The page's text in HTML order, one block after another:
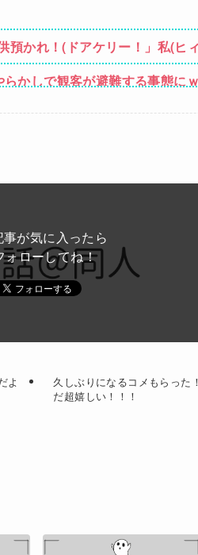
預かれ！(ドアケリー！」私(
ってだこいつ。どうすれば…
かしで観客が避難する事態に
ｗｗｗｗ
散されまくって終わるｗｗｗ
が気に入ったら
ローしてね！
よ
久しぶりになるコメもらった
だ超嬉しい！！！